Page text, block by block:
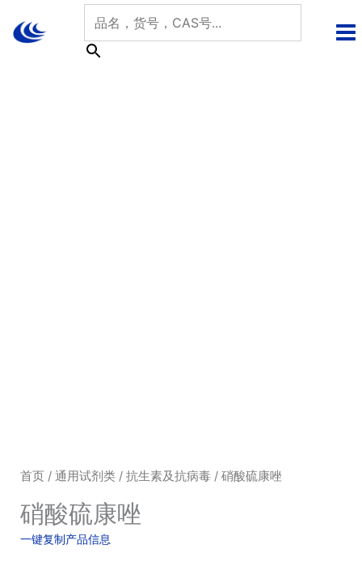
首页/ 通用试剂类/ 抗生素及抗病毒/ 硝酸硫康唑
硝酸硫康唑
一键复制产品信息